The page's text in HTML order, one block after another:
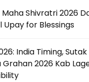
Maha Shivratri 2026
Upay for Blessings
India Timing, Sutak
Grahan 2026 Kab